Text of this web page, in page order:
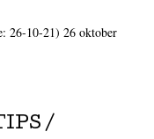
26-10-21) 26 oktober
/